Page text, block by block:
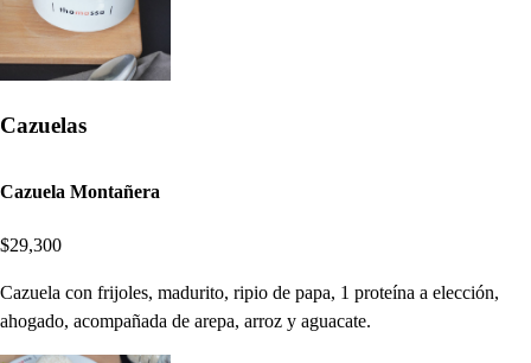
Cazuelas
Cazuela Montañera
$29,300
Cazuela con frijoles, madurito, ripio de papa, 1 proteína a elección,
ahogado, acompañada de arepa, arroz y aguacate.